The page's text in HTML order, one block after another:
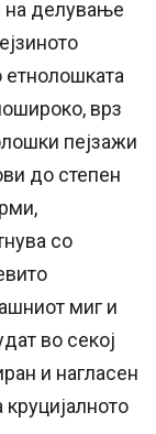
на делување
етнолошката
врз
пејзажи
до степен
со
миг и
во секој
и нагласен